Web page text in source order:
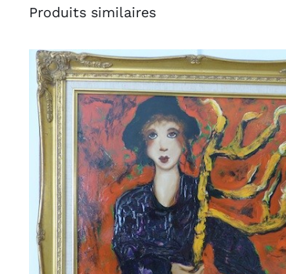
Produits similaires
AJOUTER AU PANIER / APERÇU